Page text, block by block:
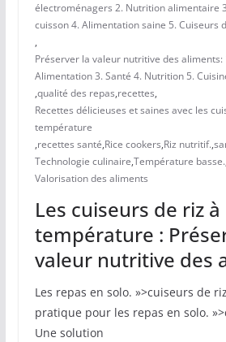
électroménagers 2. Nutrition alimentaire
cuisson 4. Alimentation saine 5. Cuiseurs
,
Préserver la valeur nutritive des aliments:
Alimentation 3. Santé 4. Nutrition 5.
,qualité des repas,recettes,
Recettes délicieuses et saines avec les
température
,recettes santé,Rice cookers,Riz nutritif.,
Technologie culinaire,Température basse.
Valorisation des aliments
Les cuiseurs de riz à
température :
valeur nutritive des
Les repas en solo. »>cuiseurs de
pratique pour les repas en solo.
Une solution